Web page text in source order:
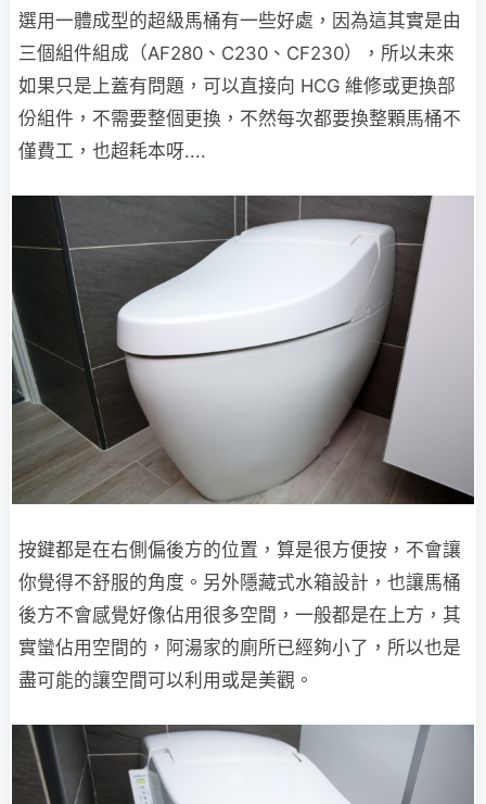
選用一體成型的超級馬桶有一些好處，因為這其實是由
三個組件組成（AF280、C230、CF230），所以未來
如果只是上蓋有問題，可以直接向 HCG 維修或更換部
份組件，不需要整個更換，不然每次都要換整顆馬桶不
僅費工，也超耗本呀....
按鍵都是在右側偏後方的位置，算是很方便按，不會讓
你覺得不舒服的角度。另外隱藏式水箱設計，也讓馬桶
後方不會感覺好像佔用很多空間，一般都是在上方，其
實蠻佔用空間的，阿湯家的廁所已經夠小了，所以也是
盡可能的讓空間可以利用或是美觀。